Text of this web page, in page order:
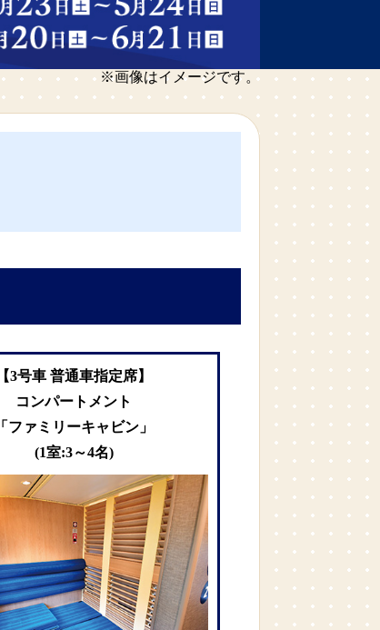
※画像はイメージです。
【3号車 普通車指定席】
コンパートメント
「ファミリーキャビン」
(1室:3～4名)